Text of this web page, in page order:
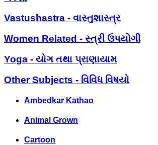
Vastushastra - વાસ્તુશાસ્ત્ર
Women Related - સ્ત્રી ઉપયોગી
Yoga - યોગ તથા પ્રાણાયામ
Other Subjects - વિવિધ વિષયો
Ambedkar Kathao
Animal Grown
Cartoon